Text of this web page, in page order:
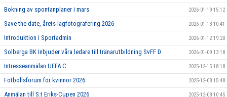
Bokning av spontanplaner i mars 2026-01-19 15:12
Save the date, årets lagfotografering 2026 2026-01-13 10:41
Introduktion i Sportadmin 2026-01-12 19:20
Solberga BK Inbjuder våra ledare till tränarutbildning SvFF D 2026-01-09 13:18
Intresseanmälan UEFA C 2025-12-15 18:18
Fotbollsforum för kvinnor 2026 2025-12-08 15:48
Anmälan till S:t Eriks-Cupen 2026 2025-12-08 10:45